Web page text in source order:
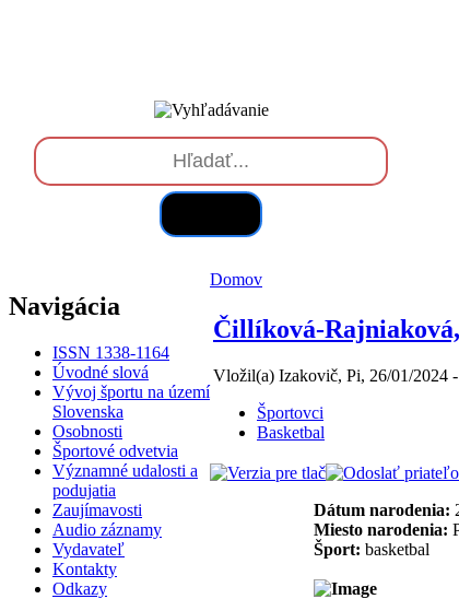
Navigácia
ISSN 1338-1164
Úvodné slová
Vývoj športu na území
Slovenska
Osobnosti
Športové odvetvia
Významné udalosti a
podujatia
Zaujímavosti
Audio záznamy
Vydavateľ
Kontakty
Odkazy
Domov
Čillíková-
Vložil(a) Izakovič, Pi, 26/01/2024
Športovci
Basketbal
Dátum narodenia:
Miesto narodenia:
Šport: basketbal